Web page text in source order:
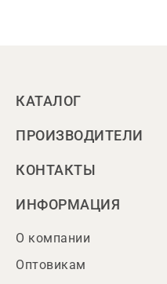
КАТАЛОГ
ПРОИЗВОДИТЕЛИ
КОНТАКТЫ
ИНФОРМАЦИЯ
О компании
Оптовикам